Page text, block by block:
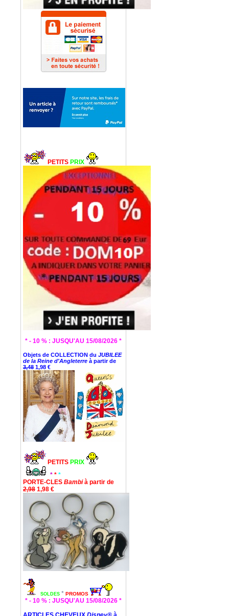
PETITS PRIX
* - 10 % : JUSQU'AU 15/08/2026 *
Objets de COLLECTION du JUBILEE
de la Reine d'Angleterre à partir de
3,48 1,98 €
PETITS PRIX
* * *
PORTE-CLES Bambià partir de
2,98 1,98 €
SOLDES * PROMOS
* - 10 % : JUSQU'AU 15/08/2026 *